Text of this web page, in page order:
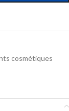
cosmétiques